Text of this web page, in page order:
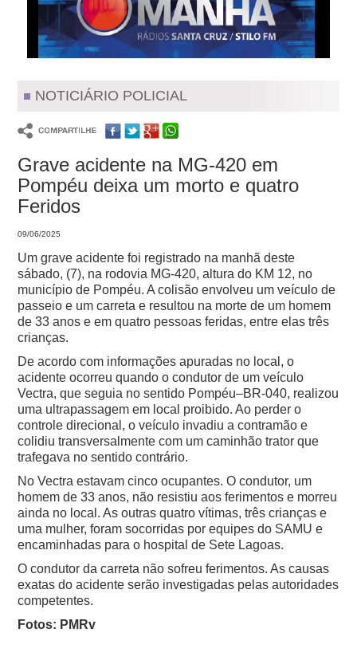
NOTICIÁRIO POLICIAL
Grave acidente na MG-420 em
Pompéu deixa um morto e quatro
Feridos
09/06/2025
Um grave acidente foi registrado na manhã deste
sábado, (7), na rodovia MG-420, altura do KM 12, no
município de Pompéu. A colisão envolveu um veículo de
passeio e um carreta e resultou na morte de um homem
de 33 anos e em quatro pessoas feridas, entre elas três
crianças.
De acordo com informações apuradas no local, o
acidente ocorreu quando o condutor de um veículo
Vectra, que seguia no sentido Pompéu–BR-040, realizou
uma ultrapassagem em local proibido. Ao perder o
controle direcional, o veículo invadiu a contramão e
colidiu transversalmente com um caminhão trator que
trafegava no sentido contrário.
No Vectra estavam cinco ocupantes. O condutor, um
homem de 33 anos, não resistiu aos ferimentos e morreu
ainda no local. As outras quatro vítimas, três crianças e
uma mulher, foram socorridas por equipes do SAMU e
encaminhadas para o hospital de Sete Lagoas.
O condutor da carreta não sofreu ferimentos. As causas
exatas do acidente serão investigadas pelas autoridades
competentes.
Fotos: PMRv